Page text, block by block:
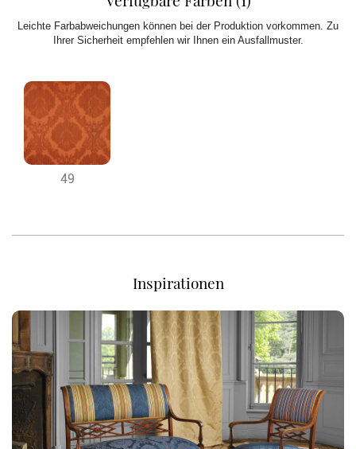
Leichte Farbabweichungen können bei der Produktion vorkommen. Zu
Ihrer Sicherheit empfehlen wir Ihnen ein Ausfallmuster.
49
Inspirationen